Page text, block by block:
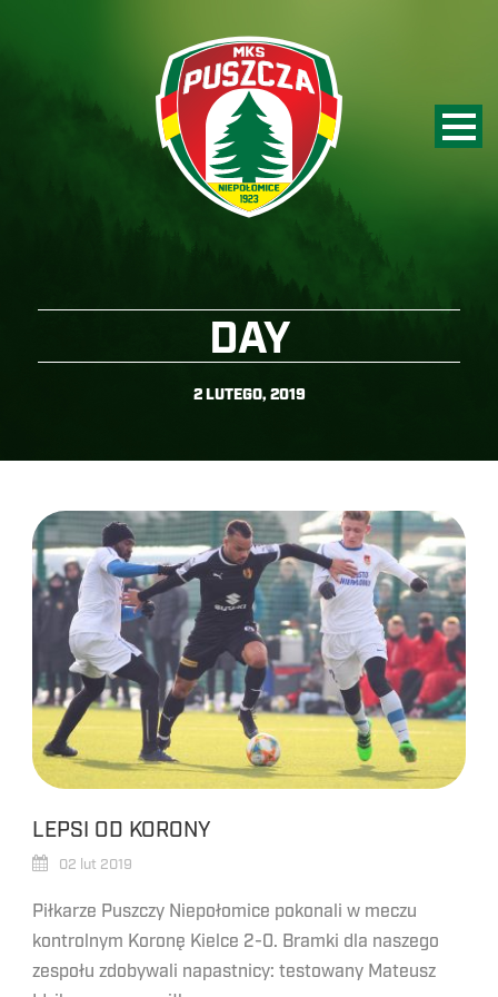
DAY
2 LUTEGO, 2019
LEPSI OD KORONY
02 lut 2019
Piłkarze Puszczy Niepołomice pokonali w meczu
kontrolnym Koronę Kielce 2-0. Bramki dla naszego
zespołu zdobywali napastnicy: testowany Mateusz